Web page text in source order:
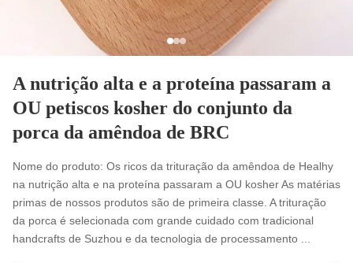
A nutrição alta e a proteína passaram a
OU petiscos kosher do conjunto da
porca da amêndoa de BRC
Nome do produto: Os ricos da trituração da amêndoa de Healhy
na nutrição alta e na proteína passaram a OU kosher As matérias
primas de nossos produtos são de primeira classe. A trituração
da porca é selecionada com grande cuidado com tradicional
handcrafts de Suzhou e da tecnologia de processamento ...